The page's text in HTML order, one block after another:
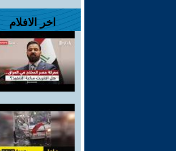
اخر الافلام